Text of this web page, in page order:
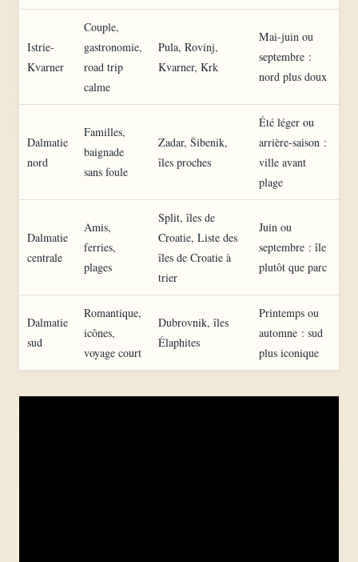
Istrie-
Kvarner
Couple,
gastronomie,
road trip
calme
Pula, Rovinj,
Kvarner, Krk
Mai-juin ou
septembre :
nord plus doux
Dalmatie
nord
Familles,
baignade
sans foule
Zadar, Šibenik,
îles proches
Été léger ou
arrière-saison :
ville avant
plage
Dalmatie
centrale
Amis,
ferries,
plages
Split, îles de
Croatie, Liste des
îles de Croatie à
trier
Juin ou
septembre : île
plutôt que parc
Dalmatie
sud
Romantique,
icônes,
voyage court
Dubrovnik, îles
Élaphites
Printemps ou
automne : sud
plus iconique